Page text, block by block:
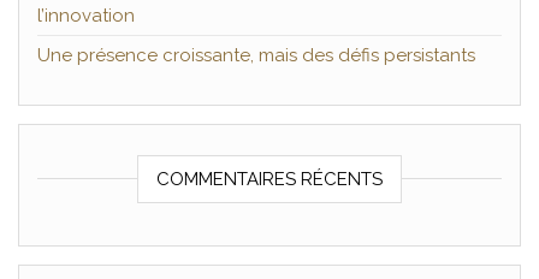
l’innovation
Une présence croissante, mais des défis persistants
COMMENTAIRES RÉCENTS